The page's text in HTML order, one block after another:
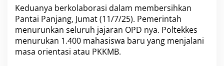
e
k
k
e
s
G
Keduanya berkolaborasi dalam membersihkan
Pantai Panjang, Jumat (11/7/25). Pemerintah
menurunkan seluruh jajaran OPD nya. Poltekkes
menurukan 1.400 mahasiswa baru yang menjalani
masa orientasi atau PKKMB.